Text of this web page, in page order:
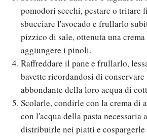
pomodori secchi, pestare o tritare
sbucciare l'avocado e frullarlo
pizzico di sale, ottenuta una
aggiungere i pinoli.
Raffreddare il pane e frullarlo,
bavette ricordandosi di
abbondante della loro acqua di
Scolarle, condirle con la crema di
con l'acqua della pasta necessaria
distribuirle nei piatti e cospargerle